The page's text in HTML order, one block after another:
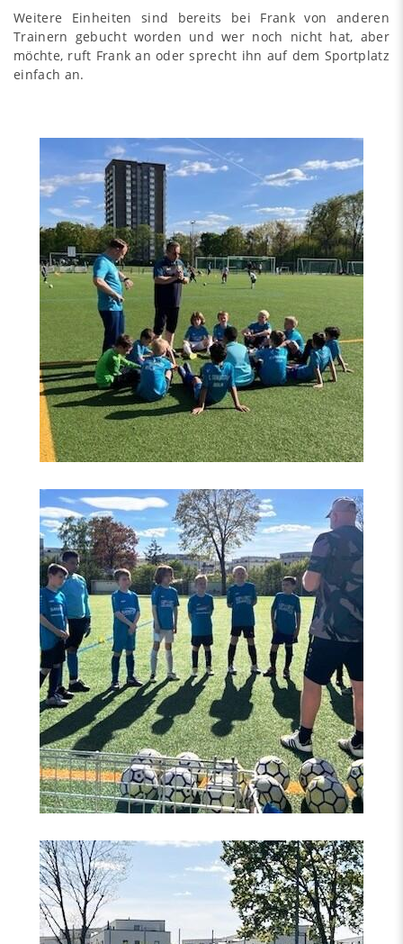
Weitere Einheiten sind bereits bei Frank von anderen
Trainern gebucht worden und wer noch nicht hat, aber
möchte, ruft Frank an oder sprecht ihn auf dem Sportplatz
einfach an.